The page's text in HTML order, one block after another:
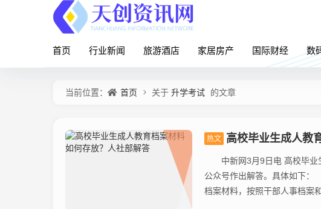
首页 行业新闻 旅游酒店 家居房产 国际财经 数
当前位置： 首页 关于 升学考试 的文章
热文 高校毕业生成人教
中新网3月9日电 高校毕业
公众号作出解答。具体如下
档案材料，按照干部人事档案